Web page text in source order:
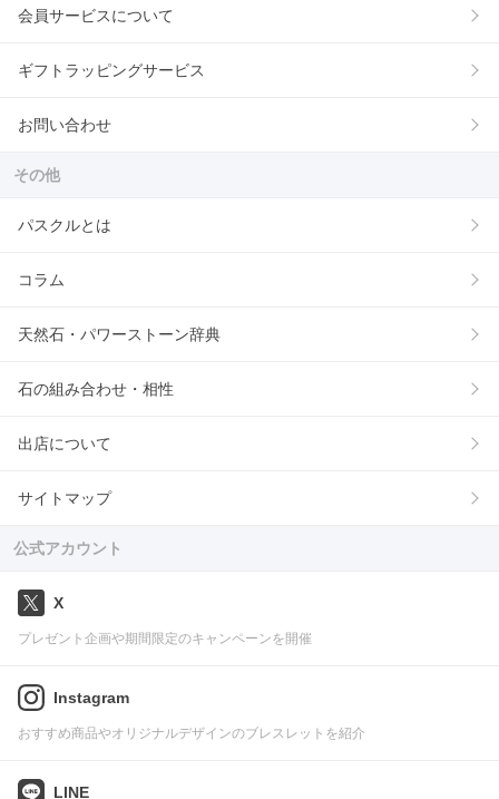
会員サービスについて
ギフトラッピングサービス
お問い合わせ
その他
パスクルとは
コラム
天然石・パワーストーン辞典
石の組み合わせ・相性
出店について
サイトマップ
公式アカウント
X
プレゼント企画や期間限定のキャンペーンを開催
Instagram
おすすめ商品やオリジナルデザインのブレスレットを紹介
LINE